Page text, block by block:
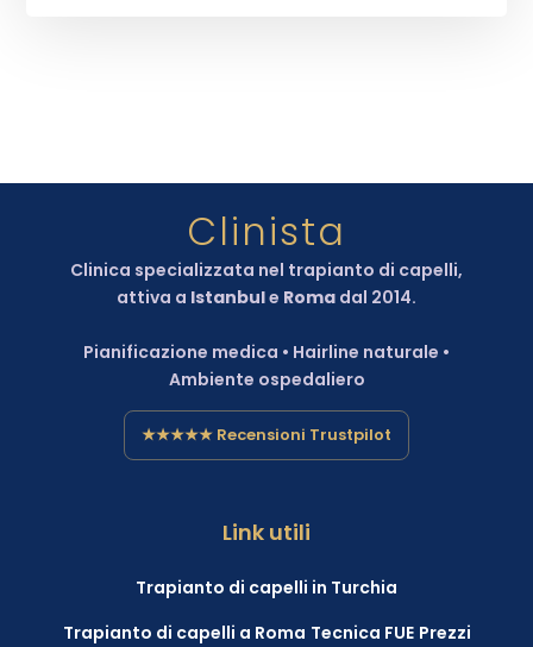
Clinista
Clinica specializzata nel trapianto di capelli,
attiva a Istanbule Roma dal 2014.
Pianificazione medica • Hairline naturale •
Ambiente ospedaliero
★★★★★ Recensioni Trustpilot
Link utili
Trapianto di capelli in Turchia
Trapianto di capelli a Roma Tecnica FUE Prezzi